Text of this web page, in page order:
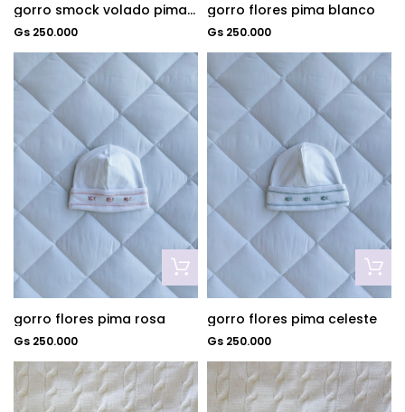
gorro smock volado pima celeste
Gs 250.000
gorro flores pima blanco
Gs 250.000
gorro flores pima rosa
Gs 250.000
gorro flores pima celeste
Gs 250.000